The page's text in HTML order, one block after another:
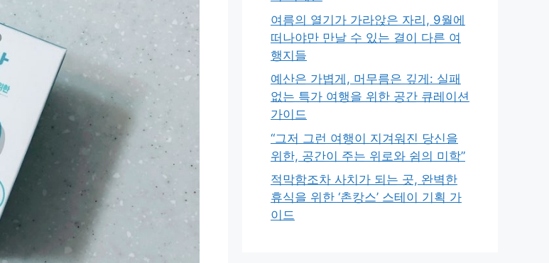
여름의 열기가 가라앉은 자리, 9월에
떠나야만 만날 수 있는 결이 다른 여
행지들
예산은 가볍게, 머무름은 깊게: 실패
없는 특가 여행을 위한 공간 큐레이션
가이드
“그저 그런 여행이 지겨워진 당신을
위한, 공간이 주는 위로와 쉼의 미학”
적막함조차 사치가 되는 곳, 완벽한
휴식을 위한 ‘촌캉스’ 스테이 기획 가
이드